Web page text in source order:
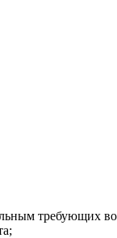
требующих